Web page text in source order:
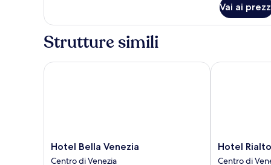
2
letti
singoli
Classic,
letto
o
Vai ai
Strutture simili
Hotel
Bella
Hotel Bella Venezia
Centro di Venezia
Hotel Bella Venezia
Hotel
Rialto
Hotel Rialto
Centro di
Hotel Rialto